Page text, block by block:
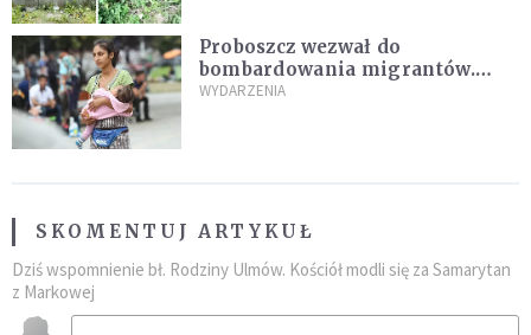
Proboszcz wezwał do
bombardowania migrantów.
"Masowy ogień przeciwko
WYDARZENIA
SKOMENTUJ ARTYKUŁ
Dziś wspomnienie bł. Rodziny Ulmów. Kościół modli się za Samarytan
z Markowej